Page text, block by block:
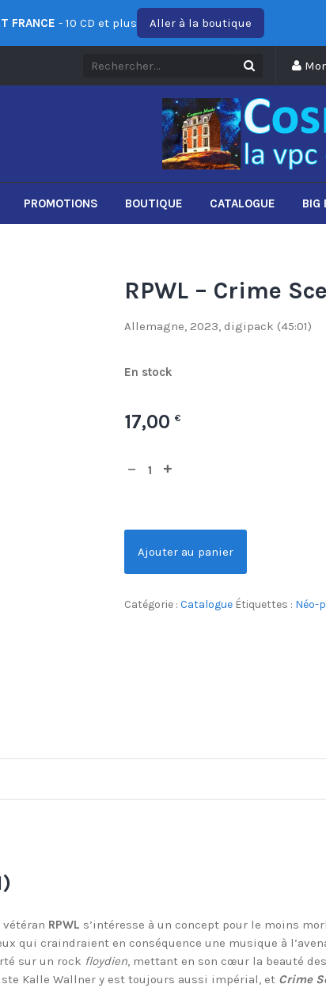
PROMOTIONS BOUTIQUE CATALOGUE BIG
RPWL – Crime
Allemagne, 2023, digipack (45:01)
En stock
17,00 €
Ajouter au panier
Catégorie : Catalogue Étiquettes : Néo-
RPWL s’intéresse à un concept pour le moins
qui craindraient en conséquence une musique à
sur un rock floydien, mettant en son cœur la beauté
Kalle Wallner y est toujours aussi impérial, et Crime
FRANCE - 10 CD et plus Aller à la boutique